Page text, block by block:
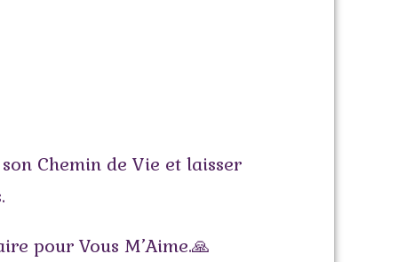
Chemin de Vie et laisser
pour Vous M’Aime.🙏